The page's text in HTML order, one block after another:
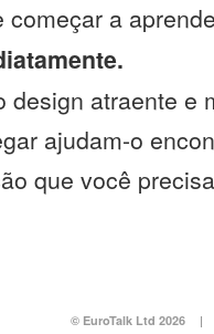
começar a
design atraente e
ajudam-o
que você
© EuroTalk Ltd 2026 |